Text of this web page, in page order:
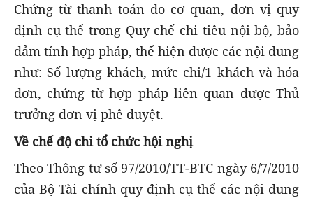
Chứng từ thanh toán do cơ quan, đơn vị quy
định cụ thể trong Quy chế chi tiêu nội bộ, bảo
đảm tính hợp pháp, thể hiện được các nội dung
như: Số lượng khách, mức chi/1 khách và hóa
đơn, chứng từ hợp pháp liên quan được Thủ
trưởng đơn vị phê duyệt.
Về chế độ chi tổ chức hội nghị
Theo Thông tư số 97/2010/TT-BTC ngày 6/7/2010
của Bộ Tài chính quy định cụ thể các nội dung